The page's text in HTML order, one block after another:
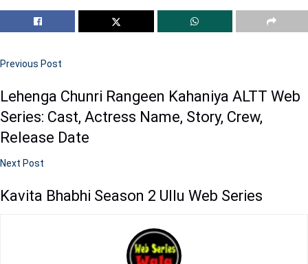
Previous Post
Lehenga Chunri Rangeen Kahaniya ALTT Web
Series: Cast, Actress Name, Story, Crew,
Release Date
Next Post
Kavita Bhabhi Season 2 Ullu Web Series